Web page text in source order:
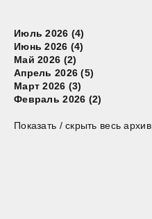
Июль 2026 (4)
Июнь 2026 (4)
Май 2026 (2)
Апрель 2026 (5)
Март 2026 (3)
Февраль 2026 (2)
Показать / скрыть весь архив